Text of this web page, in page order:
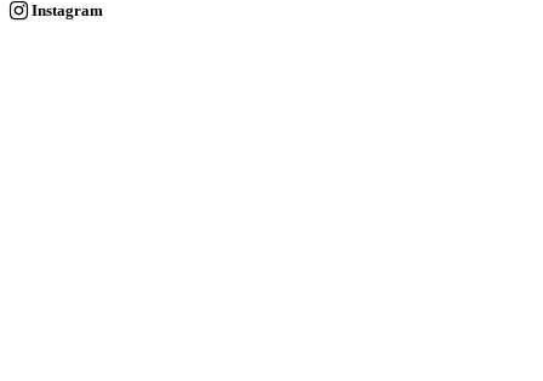
Instagram